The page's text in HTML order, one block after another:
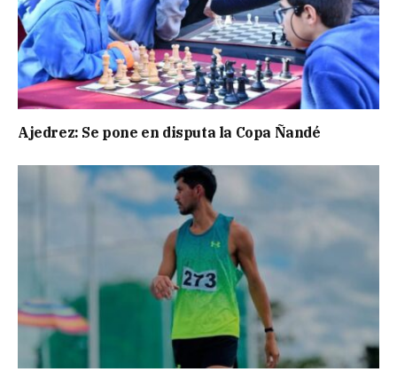
Ajedrez: Se pone en disputa la Copa Ñandé